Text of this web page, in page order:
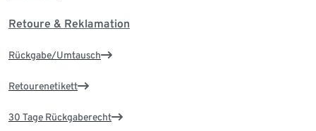
Retoure & Reklamation
Rückgabe/Umtausch
Retourenetikett
30 Tage Rückgaberecht